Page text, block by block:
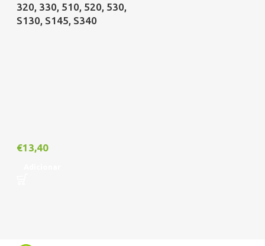
320, 330, 510, 520, 530,
S130, S145, S340
€13,40